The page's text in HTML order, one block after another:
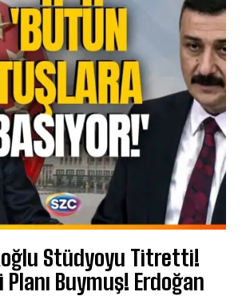
Stüdyoyu Titretti!
Planı Buymuş! Erdoğan